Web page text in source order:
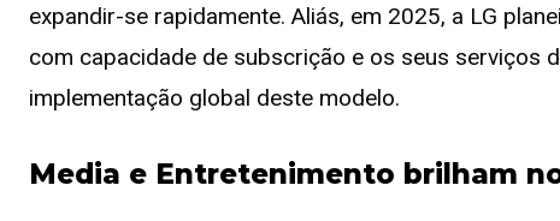
expandir-se rapidamente. Aliás, em 2025, a LG
com capacidade de subscrição e os seus serviços
implementação global deste modelo.
Media e Entretenimento brilham